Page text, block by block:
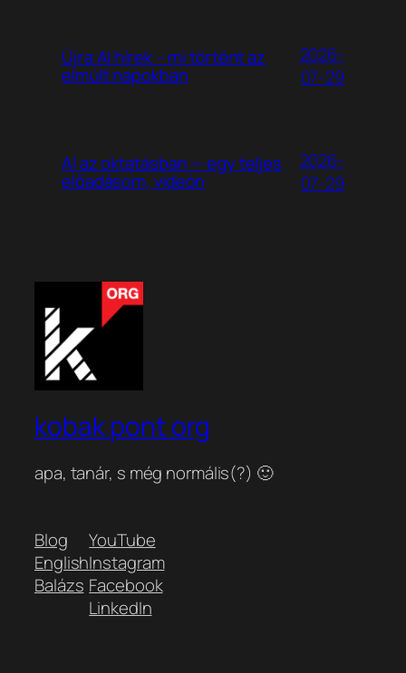
Újra AI hírek – mi történt az
elmúlt napokban
2026-
07-29
AI az oktatásban — egy teljes
előadásom, videón
2026-
07-29
kobak pont org
apa, tanár, s még normális(?) 🙂
Blog
English
Balázs
YouTube
Instagram
Facebook
LinkedIn